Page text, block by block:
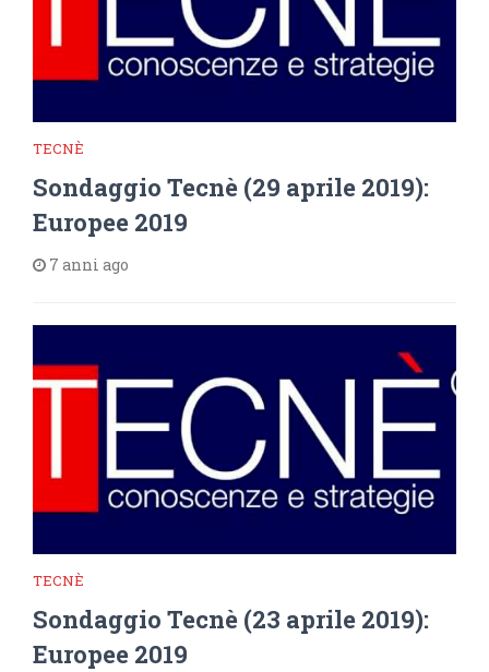
TECNÈ
Sondaggio Tecnè (29 aprile 2019):
Europee 2019
7 anni ago
TECNÈ
Sondaggio Tecnè (23 aprile 2019):
Europee 2019